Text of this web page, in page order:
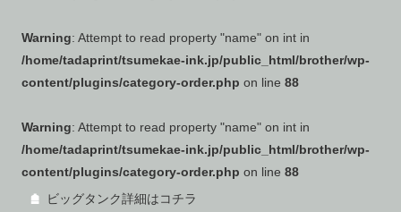
Warning: Attempt to read property "name" on int in
/home/tadaprint/tsumekae-ink.jp/public_html/brother/wp-
content/plugins/category-order.php on line 88
Warning: Attempt to read property "name" on int in
/home/tadaprint/tsumekae-ink.jp/public_html/brother/wp-
content/plugins/category-order.php on line 88
ビッグタンク詳細はコチラ